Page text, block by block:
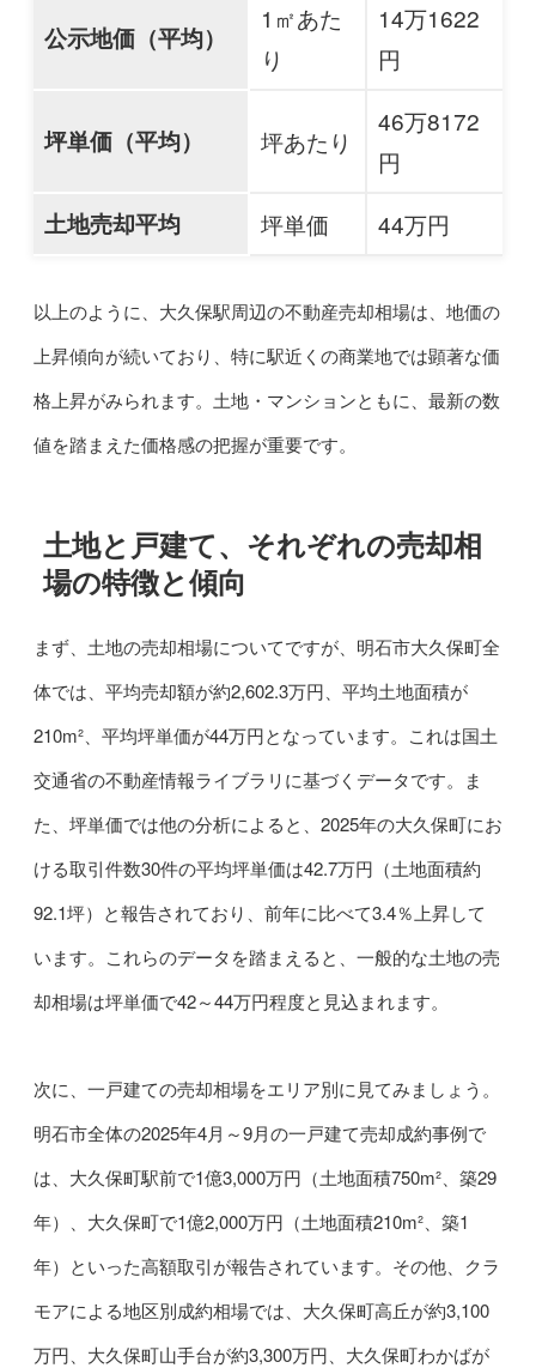
公示地価（平均）
1㎡あた
り
14万1622
円
坪単価（平均） 坪あたり
46万8172
円
土地売却平均
坪単価 44万円
以上のように、大久保駅周辺の不動産売却相場は、地価の
上昇傾向が続いており、特に駅近くの商業地では顕著な価
格上昇がみられます。土地・マンションともに、最新の数
値を踏まえた価格感の把握が重要です。
土地と戸建て、それぞれの売却相
場の特徴と傾向
まず、土地の売却相場についてですが、明石市大久保町全
体では、平均売却額が約2,602.3万円、平均土地面積が
210m²、平均坪単価が44万円となっています。これは国土
交通省の不動産情報ライブラリに基づくデータです。ま
た、坪単価では他の分析によると、2025年の大久保町にお
ける取引件数30件の平均坪単価は42.7万円（土地面積約
92.1坪）と報告されており、前年に比べて3.4％上昇して
います。これらのデータを踏まえると、一般的な土地の売
却相場は坪単価で42～44万円程度と見込まれます。
次に、一戸建ての売却相場をエリア別に見てみましょう。
明石市全体の2025年4月～9月の一戸建て売却成約事例で
は、大久保町駅前で1億3,000万円（土地面積750m²、築29
年）、大久保町で1億2,000万円（土地面積210m²、築1
年）といった高額取引が報告されています。その他、クラ
モアによる地区別成約相場では、大久保町高丘が約3,100
万円、大久保町山手台が約3,300万円、大久保町わかばが